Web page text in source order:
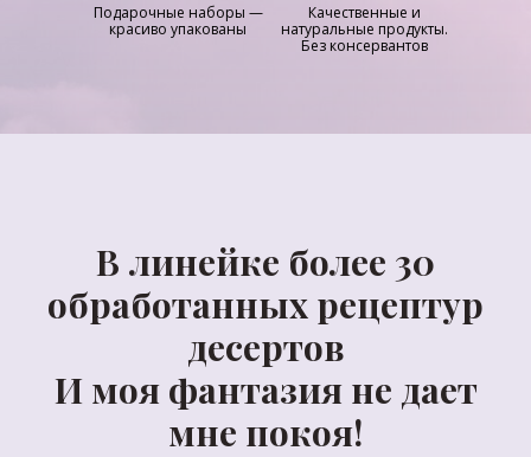
Подарочные наборы —
красиво упакованы
Качественные и
натуральные продукты.
Без консервантов
В линейке более 30
обработанных рецептур
десертов
И моя фантазия не дает
мне покоя!